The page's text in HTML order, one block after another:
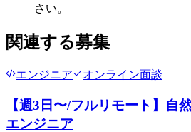
さい。
関連する募集
エンジニア オンライン面談
【週3日〜/フルリモート】自
エンジニア